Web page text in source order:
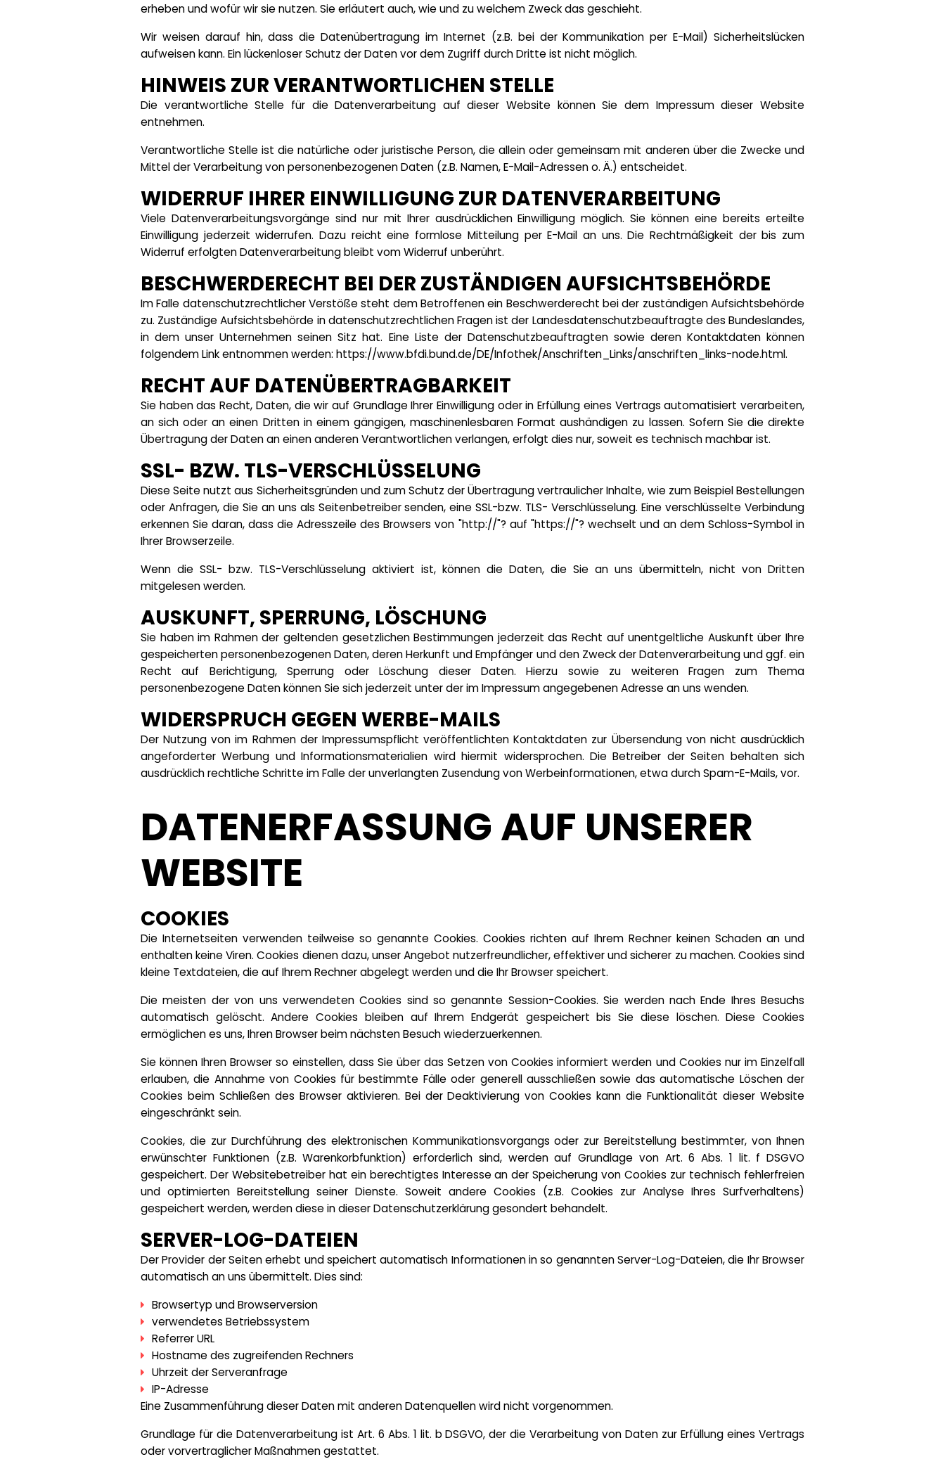
erheben und wofür wir sie nutzen. Sie erläutert auch, wie und zu welchem Zweck das geschieht.
Wir weisen darauf hin, dass die Datenübertragung im Internet (z.B. bei der Kommunikation per E-Mail) Sicherheitslücken
aufweisen kann. Ein lückenloser Schutz der Daten vor dem Zugriff durch Dritte ist nicht möglich.
HINWEIS ZUR VERANTWORTLICHEN STELLE
Die verantwortliche Stelle für die Datenverarbeitung auf dieser Website können Sie dem Impressum dieser Website
entnehmen.
Verantwortliche Stelle ist die natürliche oder juristische Person, die allein oder gemeinsam mit anderen über die Zwecke und
Mittel der Verarbeitung von personenbezogenen Daten (z.B. Namen, E-Mail-Adressen o. Ä.) entscheidet.
WIDERRUF IHRER EINWILLIGUNG ZUR DATENVERARBEITUNG
Viele Datenverarbeitungsvorgänge sind nur mit Ihrer ausdrücklichen Einwilligung möglich. Sie können eine bereits erteilte
Einwilligung jederzeit widerrufen. Dazu reicht eine formlose Mitteilung per E-Mail an uns. Die Rechtmäßigkeit der bis zum
Widerruf erfolgten Datenverarbeitung bleibt vom Widerruf unberührt.
BESCHWERDERECHT BEI DER ZUSTÄNDIGEN AUFSICHTSBEHÖRDE
Im Falle datenschutzrechtlicher Verstöße steht dem Betroffenen ein Beschwerderecht bei der zuständigen Aufsichtsbehörde
zu. Zuständige Aufsichtsbehörde in datenschutzrechtlichen Fragen ist der Landesdatenschutzbeauftragte des Bundeslandes,
in dem unser Unternehmen seinen Sitz hat. Eine Liste der Datenschutzbeauftragten sowie deren Kontaktdaten können
folgendem Link entnommen werden: https://www.bfdi.bund.de/DE/Infothek/Anschriften_Links/anschriften_links-node.html.
RECHT AUF DATENÜBERTRAGBARKEIT
Sie haben das Recht, Daten, die wir auf Grundlage Ihrer Einwilligung oder in Erfüllung eines Vertrags automatisiert verarbeiten,
an sich oder an einen Dritten in einem gängigen, maschinenlesbaren Format aushändigen zu lassen. Sofern Sie die direkte
Übertragung der Daten an einen anderen Verantwortlichen verlangen, erfolgt dies nur, soweit es technisch machbar ist.
SSL- BZW. TLS-VERSCHLÜSSELUNG
Diese Seite nutzt aus Sicherheitsgründen und zum Schutz der Übertragung vertraulicher Inhalte, wie zum Beispiel Bestellungen
oder Anfragen, die Sie an uns als Seitenbetreiber senden, eine SSL-bzw. TLS- Verschlüsselung. Eine verschlüsselte Verbindung
erkennen Sie daran, dass die Adresszeile des Browsers von "http://"? auf "https://"? wechselt und an dem Schloss-Symbol in
Ihrer Browserzeile.
Wenn die SSL- bzw. TLS-Verschlüsselung aktiviert ist, können die Daten, die Sie an uns übermitteln, nicht von Dritten
mitgelesen werden.
AUSKUNFT, SPERRUNG, LÖSCHUNG
Sie haben im Rahmen der geltenden gesetzlichen Bestimmungen jederzeit das Recht auf unentgeltliche Auskunft über Ihre
gespeicherten personenbezogenen Daten, deren Herkunft und Empfänger und den Zweck der Datenverarbeitung und ggf. ein
Recht auf Berichtigung, Sperrung oder Löschung dieser Daten. Hierzu sowie zu weiteren Fragen zum Thema
personenbezogene Daten können Sie sich jederzeit unter der im Impressum angegebenen Adresse an uns wenden.
WIDERSPRUCH GEGEN WERBE-MAILS
Der Nutzung von im Rahmen der Impressumspflicht veröffentlichten Kontaktdaten zur Übersendung von nicht ausdrücklich
angeforderter Werbung und Informationsmaterialien wird hiermit widersprochen. Die Betreiber der Seiten behalten sich
ausdrücklich rechtliche Schritte im Falle der unverlangten Zusendung von Werbeinformationen, etwa durch Spam-E-Mails, vor.
DATENERFASSUNG AUF UNSERER
WEBSITE
COOKIES
Die Internetseiten verwenden teilweise so genannte Cookies. Cookies richten auf Ihrem Rechner keinen Schaden an und
enthalten keine Viren. Cookies dienen dazu, unser Angebot nutzerfreundlicher, effektiver und sicherer zu machen. Cookies sind
kleine Textdateien, die auf Ihrem Rechner abgelegt werden und die Ihr Browser speichert.
Die meisten der von uns verwendeten Cookies sind so genannte Session-Cookies. Sie werden nach Ende Ihres Besuchs
automatisch gelöscht. Andere Cookies bleiben auf Ihrem Endgerät gespeichert bis Sie diese löschen. Diese Cookies
ermöglichen es uns, Ihren Browser beim nächsten Besuch wiederzuerkennen.
Sie können Ihren Browser so einstellen, dass Sie über das Setzen von Cookies informiert werden und Cookies nur im Einzelfall
erlauben, die Annahme von Cookies für bestimmte Fälle oder generell ausschließen sowie das automatische Löschen der
Cookies beim Schließen des Browser aktivieren. Bei der Deaktivierung von Cookies kann die Funktionalität dieser Website
eingeschränkt sein.
Cookies, die zur Durchführung des elektronischen Kommunikationsvorgangs oder zur Bereitstellung bestimmter, von Ihnen
erwünschter Funktionen (z.B. Warenkorbfunktion) erforderlich sind, werden auf Grundlage von Art. 6 Abs. 1 lit. f DSGVO
gespeichert. Der Websitebetreiber hat ein berechtigtes Interesse an der Speicherung von Cookies zur technisch fehlerfreien
und optimierten Bereitstellung seiner Dienste. Soweit andere Cookies (z.B. Cookies zur Analyse Ihres Surfverhaltens)
gespeichert werden, werden diese in dieser Datenschutzerklärung gesondert behandelt.
SERVER-LOG-DATEIEN
Der Provider der Seiten erhebt und speichert automatisch Informationen in so genannten Server-Log-Dateien, die Ihr Browser
automatisch an uns übermittelt. Dies sind:
Browsertyp und Browserversion
verwendetes Betriebssystem
Referrer URL
Hostname des zugreifenden Rechners
Uhrzeit der Serveranfrage
IP-Adresse
Eine Zusammenführung dieser Daten mit anderen Datenquellen wird nicht vorgenommen.
Grundlage für die Datenverarbeitung ist Art. 6 Abs. 1 lit. b DSGVO, der die Verarbeitung von Daten zur Erfüllung eines Vertrags
oder vorvertraglicher Maßnahmen gestattet.